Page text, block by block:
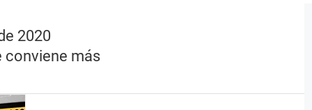
2020
conviene más